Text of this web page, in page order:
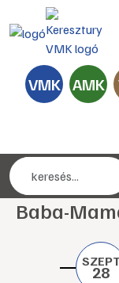
VMK AMK
Baba-
SZEPT
28